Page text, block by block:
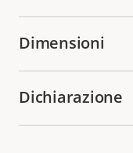
Dimensioni
Dichiarazione